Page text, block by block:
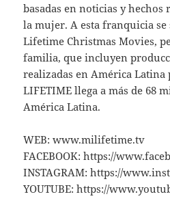
basadas en noticias y hechos
la mujer. A esta franquicia se
Lifetime Christmas Movies,
familia, que incluyen
realizadas en América Latina
LIFETIME llega a más de 68
América Latina.
WEB: www.milifetime.tv
FACEBOOK: https://
INSTAGRAM: https://
YOUTUBE: https://